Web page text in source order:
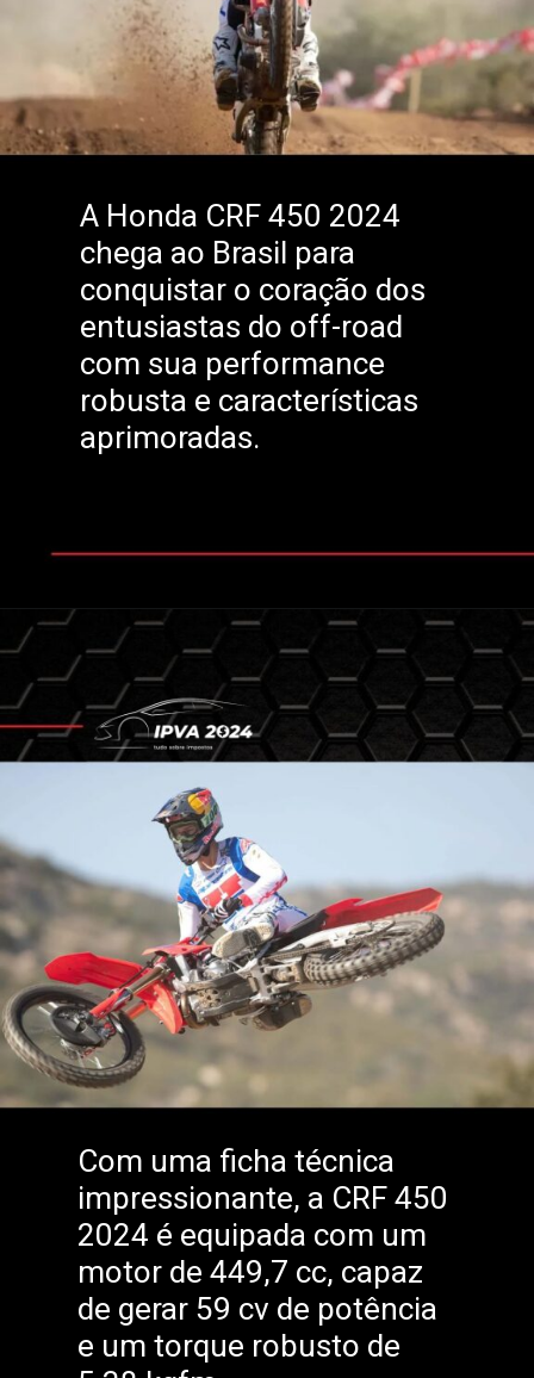
A Honda CRF 450 2024
chega ao Brasil para
conquistar o coração dos
entusiastas do off-road
com sua performance
robusta e características
aprimoradas.
Com uma ficha técnica
impressionante, a CRF 450
2024 é equipada com um
motor de 449,7 cc, capaz
de gerar 59 cv de potência
e um torque robusto de